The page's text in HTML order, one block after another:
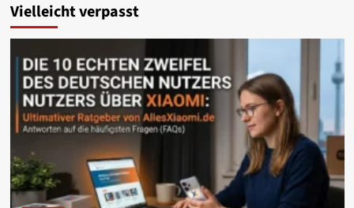
Vielleicht verpasst